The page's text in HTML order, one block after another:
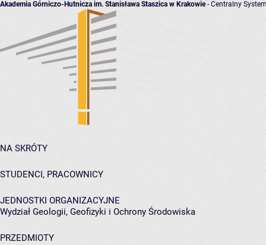
Akademia Górniczo-Hutnicza im. Stanisława Staszica w Krakowie- Centralny
NA SKRÓTY
STUDENCI, PRACOWNICY
JEDNOSTKI ORGANIZACYJNE
Wydział Geologii, Geofizyki i Ochrony Środowiska
PRZEDMIOTY